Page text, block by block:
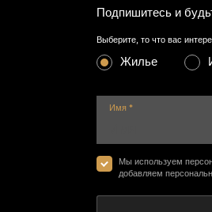
Подпишитесь и
Выберите, то что вас
Жилье
Имя *
Мы используем
добавляем